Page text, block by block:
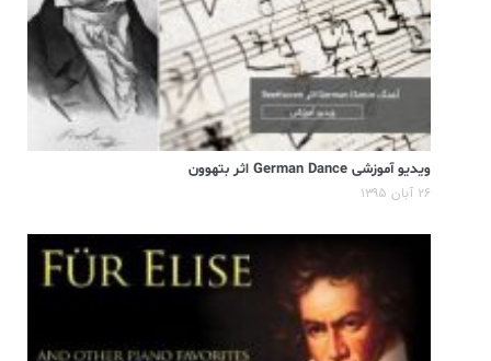
ویدیو آموزشی German Dance اثر بتهوون
۲۶ آبان ۱۳۹۵